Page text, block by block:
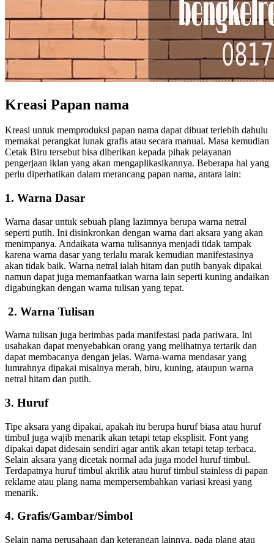
Kreasi Papan nama
Kreasi untuk memproduksi papan nama dapat dibuat terlebih dahulu
memakai perangkat lunak grafis atau secara manual. Masa kemudian
Cetak Biru tersebut bisa diberikan kepada pihak pelayanan
pengerjaan iklan yang akan mengaplikasikannya. Beberapa hal yang
perlu diperhatikan dalam merancang papan nama, antara lain:
1. Warna Dasar
Warna dasar untuk sebuah plang lazimnya berupa warna netral
seperti putih. Ini disinkronkan dengan warna dari aksara yang akan
menimpanya. Andaikata warna tulisannya menjadi tidak tampak
karena warna dasar yang terlalu marak kemudian manifestasinya
akan tidak baik. Warna netral ialah hitam dan putih banyak dipakai
namun dapat juga memanfaatkan warna lain seperti kuning andaikan
digabungkan dengan warna tulisan yang tepat.
2. Warna Tulisan
Warna tulisan juga berimbas pada manifestasi pada pariwara. Ini
usahakan dapat menyebabkan orang yang melihatnya tertarik dan
dapat membacanya dengan jelas. Warna-warna mendasar yang
lumrahnya dipakai misalnya merah, biru, kuning, ataupun warna
netral hitam dan putih.
3. Huruf
Tipe aksara yang dipakai, apakah itu berupa huruf biasa atau huruf
timbul juga wajib menarik akan tetapi tetap eksplisit. Font yang
dipakai dapat didesain sendiri agar antik akan tetapi tetap terbaca.
Selain aksara yang dicetak normal ada juga model huruf timbul.
Terdapatnya huruf timbul akrilik atau huruf timbul stainless di papan
reklame atau plang nama mempersembahkan variasi kreasi yang
menarik.
4. Grafis/Gambar/Simbol
Selain nama perusahaan dan keterangan lainnya, pada plang atau